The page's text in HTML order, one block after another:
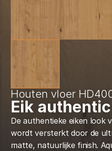
Houten vloer
Eik authentic
De authentieke eiken look
wordt versterkt door de
matte, natuurlijke finish.